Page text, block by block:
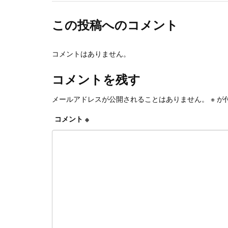
この投稿へのコメント
コメントはありません。
コメントを残す
メールアドレスが公開されることはありません。 ※ が
コメント ※